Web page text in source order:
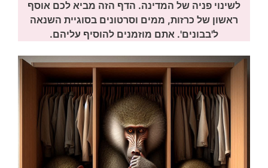
לשינוי פניה של המדינה. הדף הזה מביא לכם אוסף
ראשון של כרזות, ממים וסרטונים בסוגיית השנאה
ל'בבונים'. אתם מוזמנים להוסיף עליהם.